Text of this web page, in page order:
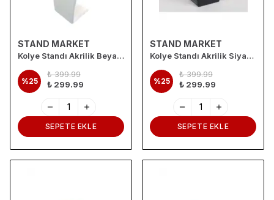
STAND MARKET
Kolye Standı Akrilik Beyaz 19x30 cm
%25
₺ 399.99
₺ 299.99
SEPETE EKLE
STAND MARKET
Kolye Standı Akrilik Siyah 19x30 cm
%25
₺ 399.99
₺ 299.99
SEPETE EKLE